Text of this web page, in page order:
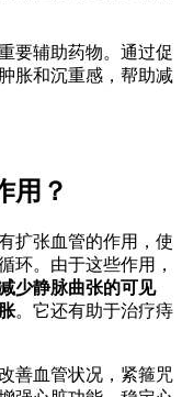
要辅助药物。通过促
胀和沉重感，帮助减
用？
扩张血管的作用，使
环。由于这些作用，
少静脉曲张的可见
。它还有助于治疗痔
善血管状况，紧箍咒